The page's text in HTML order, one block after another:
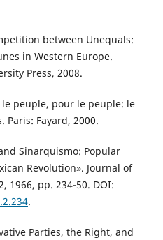
between Unequals:
in Western Europe.
Press, 2008.
le peuple, pour le peuple: le
Paris: Fayard, 2000.
Sinarquismo: Popular
Revolution». Journal of
1966, pp. 234-50. DOI:
.
Parties, the Right, and